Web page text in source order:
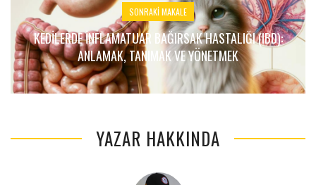
SONRAKI MAKALE
KEDILERDE İNFLAMATUAR BAĞIRSAK HASTALIĞI (IBD):
ANLAMAK, TANIMAK VE YÖNETMEK
YAZAR HAKKINDA